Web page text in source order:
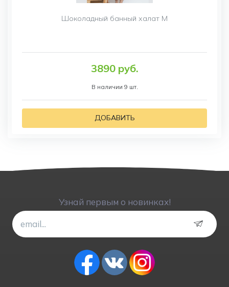
Шоколадный банный халат M
3890 руб.
В наличии 9 шт.
ДОБАВИТЬ
Узнай первым о новинках!